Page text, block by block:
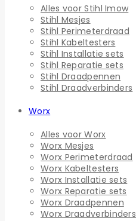
Alles voor Stihl Imow
Stihl Mesjes
Stihl Perimeterdraad
Stihl Kabeltesters
Stihl Installatie sets
Stihl Reparatie sets
Stihl Draadpennen
Stihl Draadverbinders
Worx
Alles voor Worx
Worx Mesjes
Worx Perimeterdraad
Worx Kabeltesters
Worx Installatie sets
Worx Reparatie sets
Worx Draadpennen
Worx Draadverbinders